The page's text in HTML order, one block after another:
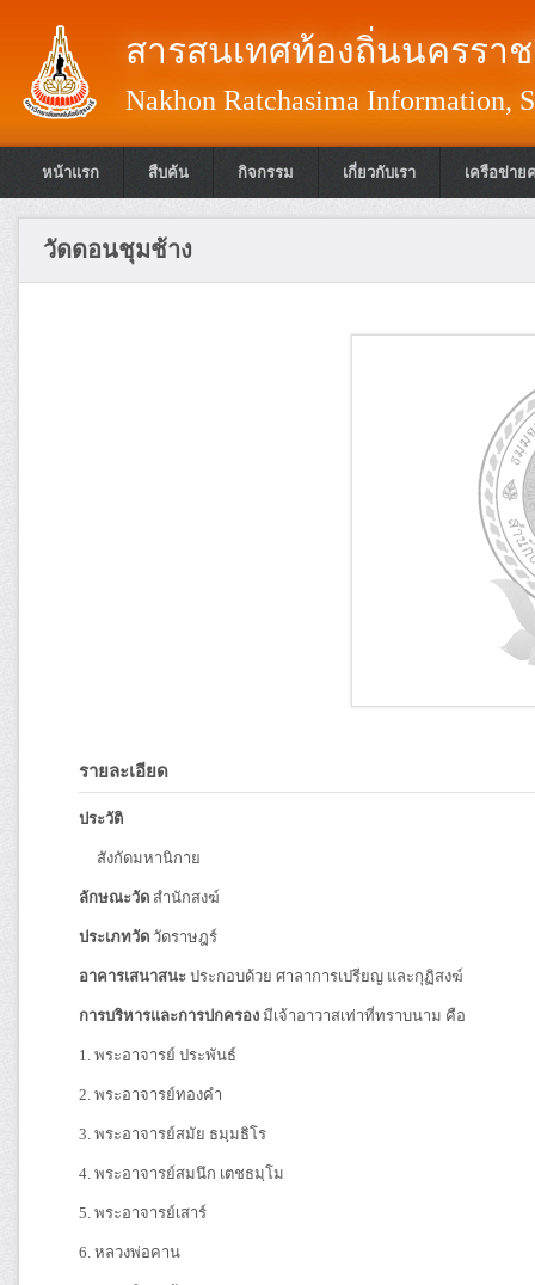
สารสนเทศท้องถิ่นนครรา
Nakhon Ratchasima Information,
หน้าแรก สืบค้น กิจกรรม เกี่ยวกับเรา เครือข่าย
วัดดอนชุมช้าง
รายละเอียด
ประวัติ
สังกัดมหานิกาย
ลักษณะวัด สำนักสงฆ์
ประเภทวัด วัดราษฎร์
อาคารเสนาสนะ ประกอบด้วย ศาลาการเปรียญ และกุฏิสงฆ์
การบริหารและการปกครอง มีเจ้าอาวาสเท่าที่ทราบนาม คือ
1. พระอาจารย์ ประพันธ์
2. พระอาจารย์ทองคำ
3. พระอาจารย์สมัย ธมฺมธิโร
4. พระอาจารย์สมนึก เตชธมฺโม
5. พระอาจารย์เสาร์
6. หลวงพ่อคาน